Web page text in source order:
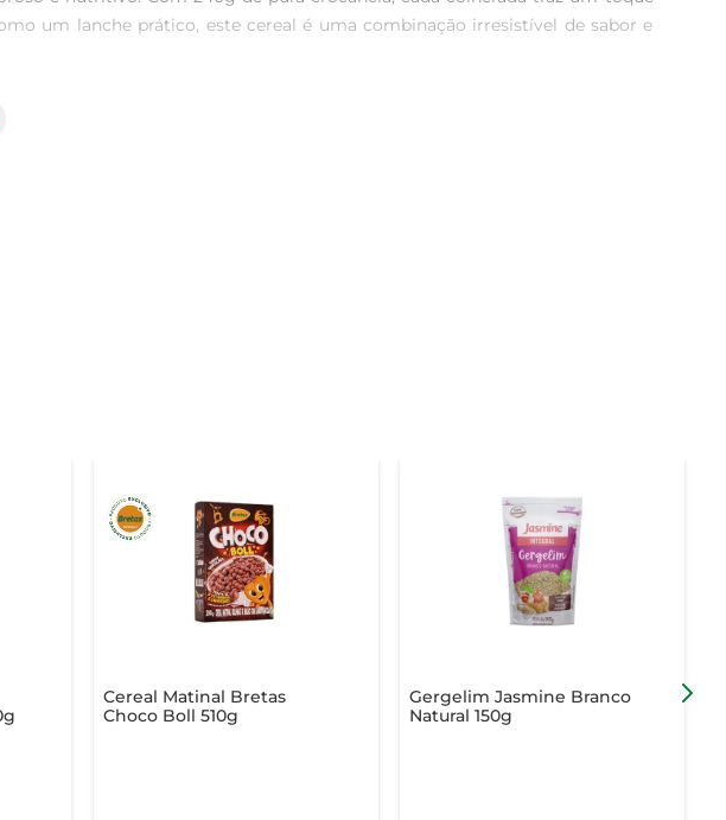
um lanche prático, este cereal é uma combinação irresistível de sabor e
ingrediente em diversas receitas, como bolos, tortas ou até mesmo como
descubra como um simples cereal pode transformar seu café da manhã em
Cereal Matinal Bretas
Choco Boll 510g
Gergelim Jasmine Branco
Natural 150g